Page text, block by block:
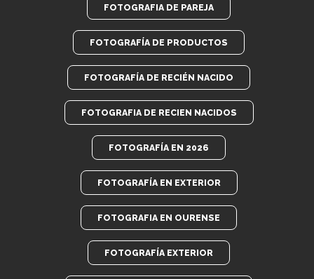
FOTOGRAFIA DE PAREJA
FOTOGRAFÍA DE PRODUCTOS
FOTOGRAFÍA DE RECIÉN NACIDO
FOTOGRAFIA DE RECIEN NACIDOS
FOTOGRAFÍA EN 2026
FOTOGRAFÍA EN EXTERIOR
FOTOGRAFIA EN OURENSE
FOTOGRAFÍA EXTERIOR